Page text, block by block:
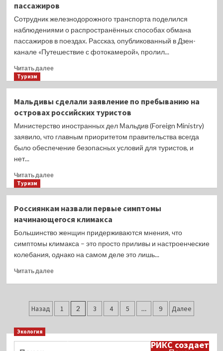
Фото
появился
«Избранное»
для
упрощения
как
пользоваться
пассажиров
Сотрудник железнодорожного транспорта поделился
наблюдениями о распространённых способах обмана
пассажиров в поездах. Рассказ, опубликованный в Дзен-
канале «Путешествие с фотокамерой», пролил...
Читать далееПрочитать
рассказал,
как
обманывают
пассажиров
Туризм
Мальдивы сделали заявление по пребыванию на
островах российских туристов
Министерство иностранных дел Мальдив (Foreign Ministry)
заявило, что главным приоритетом правительства всегда
было обеспечение безопасных условий для туристов, и
нет...
Читать далееПрочитать
сделали
заявление
по
островах
российских
Туризм
Россиянкам назвали первые симптомы
начинающегося климакса
Большинство женщин придерживаются мнения, что
симптомы климакса – это просто приливы и настроенческие
колебания, однако на самом деле это лишь...
Читать далееПрочитать
назвали
первые
начинающегося
Пагинация
записей
Назад 1 2 3 4 5 … 9 Далее
Экология
Дмитрий Кобылкин: площадка БРИКС создает